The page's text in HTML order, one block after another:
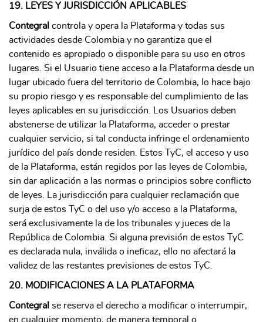
19. LEYES Y JURISDICCIÓN APLICABLES
Contegral controla y opera la Plataforma y todas sus
actividades desde Colombia y no garantiza que el
contenido es apropiado o disponible para su uso en otros
lugares. Si el Usuario tiene acceso a la Plataforma desde un
lugar ubicado fuera del territorio de Colombia, lo hace bajo
su propio riesgo y es responsable del cumplimiento de las
leyes aplicables en su jurisdicción. Los Usuarios deben
abstenerse de utilizar la Plataforma, acceder o prestar
cualquier servicio, si tal conducta infringe el ordenamiento
jurídico del país donde residen. Estos TyC, el acceso y uso
de la Plataforma, están regidos por las leyes de Colombia,
sin dar aplicación a las normas o principios sobre conflicto
de leyes. La jurisdicción para cualquier reclamación que
surja de estos TyC o del uso y/o acceso a la Plataforma,
será exclusivamente la de los tribunales y jueces de la
República de Colombia. Si alguna previsión de estos TyC
es declarada nula, inválida o ineficaz, ello no afectará la
validez de las restantes previsiones de estos TyC.
20. MODIFICACIONES A LA PLATAFORMA
Contegral se reserva el derecho a modificar o interrumpir,
en cualquier momento, de manera temporal o